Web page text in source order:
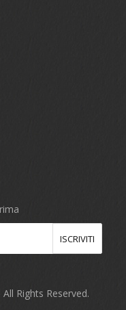
ISCRIVITI
Rights Reserved.